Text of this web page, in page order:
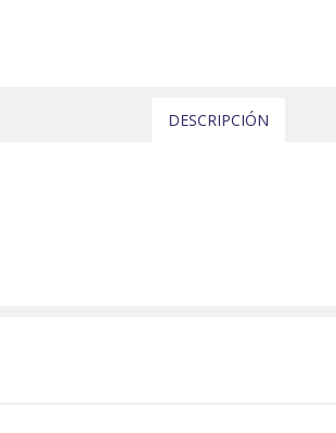
DESCRIPCIÓN